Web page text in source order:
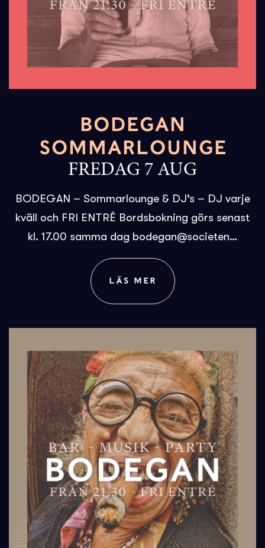
BODEGAN
SOMMARLOUNGE
FREDAG 7 AUG
BODEGAN – Sommarlounge & DJ’s – DJ varje
kväll och FRI ENTRÉ Bordsbokning görs senast
kl. 17.00 samma dag bodegan@societen…
LÄS MER